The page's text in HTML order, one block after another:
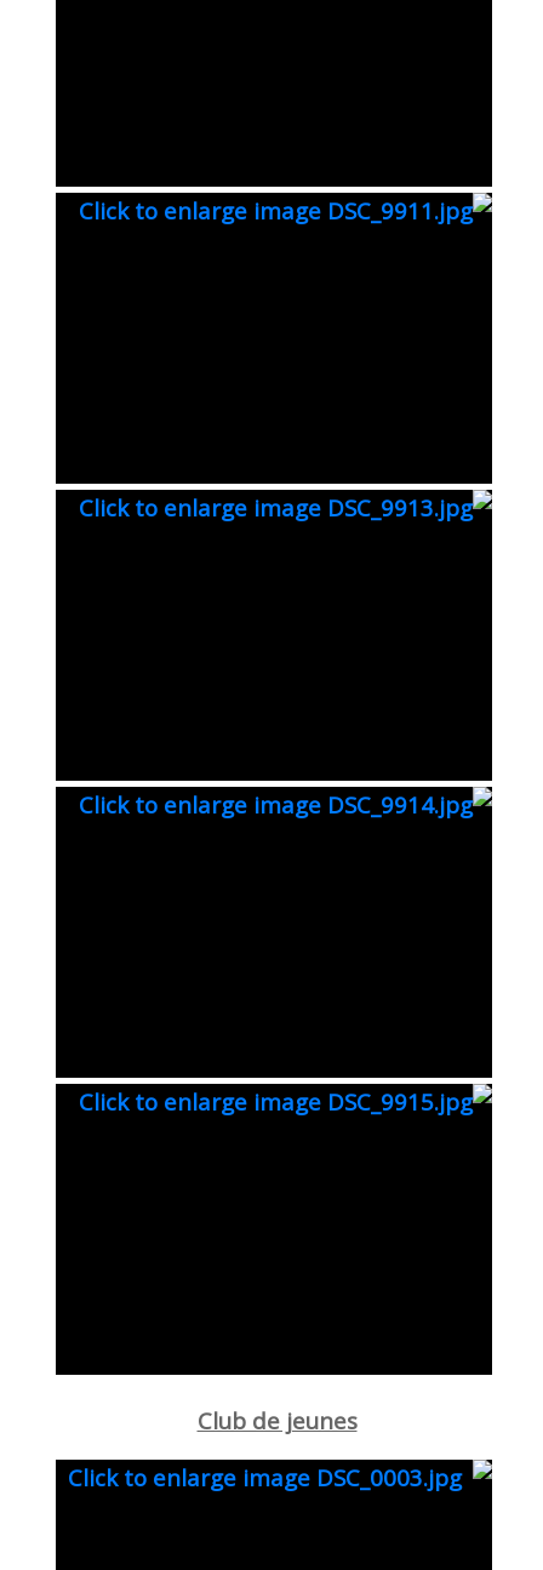
Club de jeunes